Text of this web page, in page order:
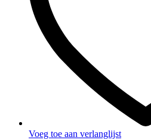
Voeg toe aan verlanglijst